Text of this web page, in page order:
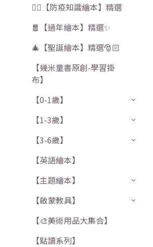
🧑‍⚕️【防疫知識繪本】精選
🧧【過年繪本】精選✨
🎄【聖誕繪本】精選🎅🏻
【幾米童書原創-學習掛
布】
【0-1歲】
【1-3歲】
【3-6歲】
【英語繪本】
【主題繪本】
【啟蒙教具】
【🎨美術用品大集合】
【點讀系列】